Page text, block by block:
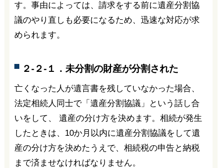
す。事由によっては、請求をする前に遺産分割協
議のやり直しも必要になるため、迅速な対応が求
められます。
２-２-１．未分割の財産が分割された
亡くなった人が遺言書を残していなかった場合、
法定相続人同士で「遺産分割協議」という話し合
いをして、 遺産の分け方を決めます。相続が発生
したときは、10か月以内に遺産分割協議をして遺
産の分け方を決めたうえで、相続税の申告と納税
まで済ませなければなりません。